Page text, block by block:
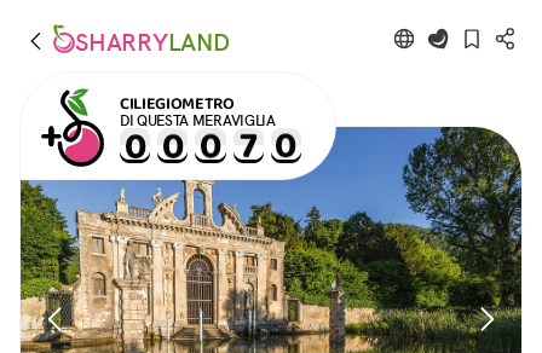
SHARRYLAND
CILIEGIOMETRO
DI QUESTA MERAVIGLIA